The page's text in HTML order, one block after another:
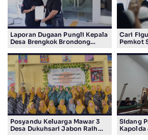
Laporan Dugaan Pungli Kepala
Desa Brengkok Brondong
Lamongan
Cari
Pemkot
Posyandu Keluarga Mawar 3
Desa Dukuhsari Jabon Raih
Sidang
Kapolda